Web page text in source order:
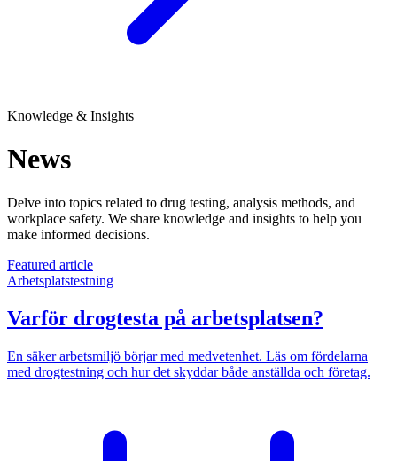
Knowledge & Insights
News
Delve into topics related to drug testing, analysis methods, and
workplace safety. We share knowledge and insights to help you
make informed decisions.
Featured article
Arbetsplatstestning
Varför drogtesta på arbetsplatsen?
En säker arbetsmiljö börjar med medvetenhet. Läs om fördelarna
med drogtestning och hur det skyddar både anställda och företag.